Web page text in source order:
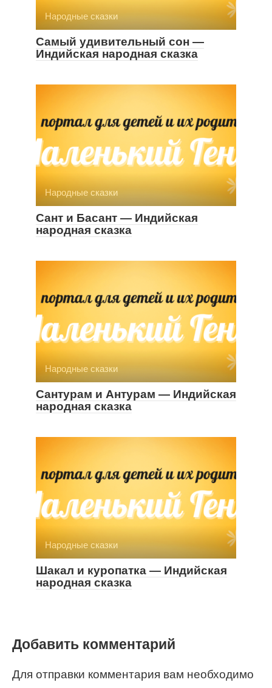
Народные сказки
Самый удивительный сон —
Индийская народная сказка
Народные сказки
Сант и Басант — Индийская
народная сказка
Народные сказки
Сантурам и Антурам — Индийская
народная сказка
Народные сказки
Шакал и куропатка — Индийская
народная сказка
Добавить комментарий
Для отправки комментария вам необходимо